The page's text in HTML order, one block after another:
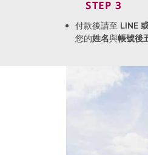
STEP 3
付款後請至 LINE
您的姓名與帳號後